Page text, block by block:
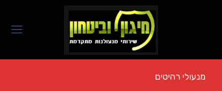
מנעולי רהיטים